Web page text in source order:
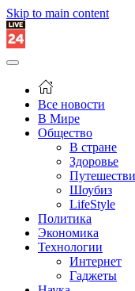
Skip to main content
Все новости
В Мире
Общество
В стране
Здоровье
Шоубиз
LifeStyle
Политика
Экономика
Технологии
Интернет
Гаджеты